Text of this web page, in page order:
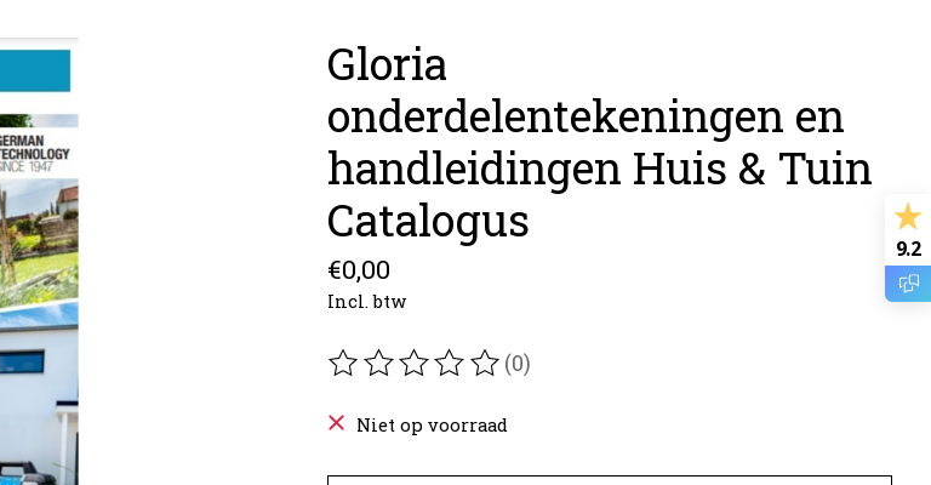
Gloria
onderdelentekeningen en
handleidingen Huis & Tuin
Catalogus
€0,00
Incl. btw
De beoordeling van dit product is
(0)
Niet op voorraad
9.2